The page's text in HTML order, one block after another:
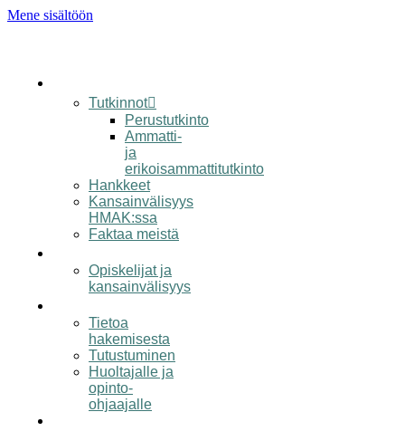
Mene sisältöön
Tutkinnot
Perustutkinto
Ammatti-
ja
erikoisammattitutkinto
Hankkeet
Kansainvälisyys
HMAK:ssa
Faktaa meistä
Opiskelijat ja
kansainvälisyys
Tietoa
hakemisesta
Tutustuminen
Huoltajalle ja
opinto-
ohjaajalle